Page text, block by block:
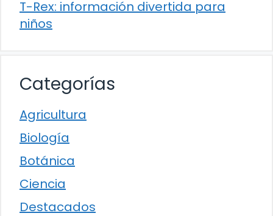
T-Rex: información divertida para
niños
Categorías
Agricultura
Biología
Botánica
Ciencia
Destacados